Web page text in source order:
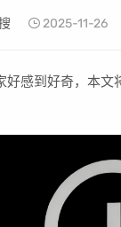
2025-11-26
感到好奇，本